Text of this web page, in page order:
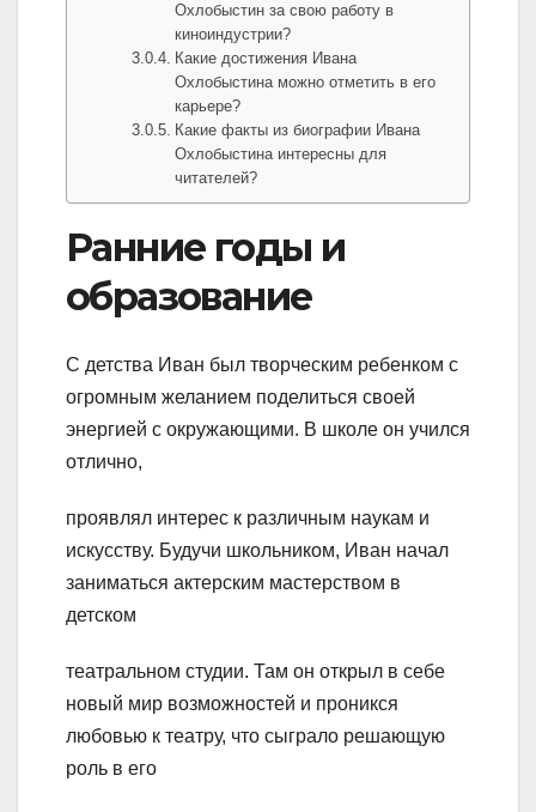
Охлобыстин за свою работу в
киноиндустрии?
Какие достижения Ивана
Охлобыстина можно отметить в его
карьере?
Какие факты из биографии Ивана
Охлобыстина интересны для
читателей?
Ранние годы и
образование
С детства Иван был творческим ребенком с
огромным желанием поделиться своей
энергией с окружающими. В школе он учился
отлично,
проявлял интерес к различным наукам и
искусству. Будучи школьником, Иван начал
заниматься актерским мастерством в
детском
театральном студии. Там он открыл в себе
новый мир возможностей и проникся
любовью к театру, что сыграло решающую
роль в его